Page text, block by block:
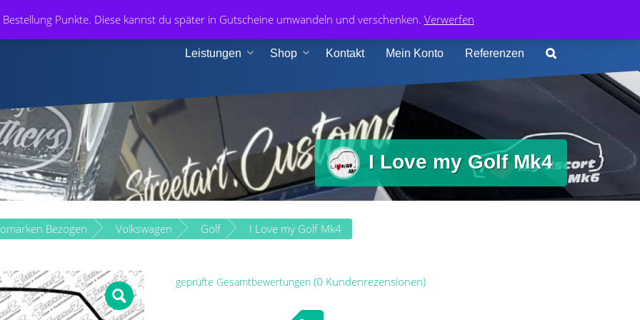
Punkte. Diese kannst du später in Gutscheine umwandeln und verschenken. Verwerfen
& Medien +49 174 413 4168
Leistungen Shop Kontakt Mein Konto Referenzen
I Love my Golf Mk4
Bezogen Volkswagen Golf I Love my Golf Mk4
geprüfte Gesamtbewertungen (0 Kundenrezensionen)